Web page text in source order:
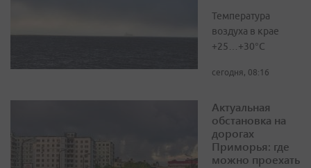
Температура
воздуха в крае
+25…+30°C
сегодня, 08:16
Актуальная
обстановка на
дорогах
Приморья: где
можно проехать